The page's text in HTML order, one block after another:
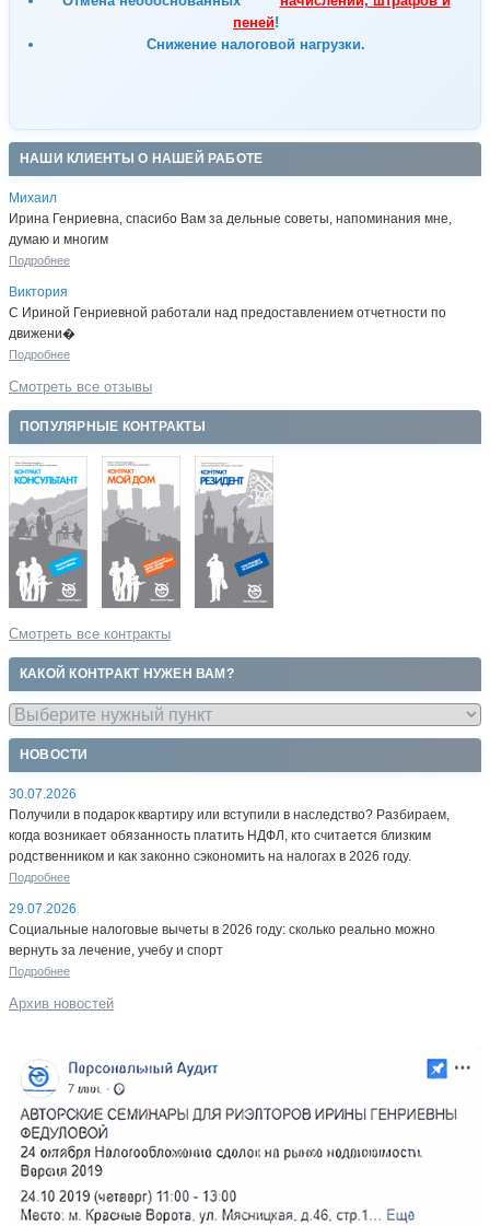
пеней!
Снижение налоговой нагрузки.
НАШИ КЛИЕНТЫ О НАШЕЙ РАБОТЕ
Михаил
Ирина Генриевна, спасибо Вам за дельные советы, напоминания мне,
думаю и многим
Подробнее
Виктория
С Ириной Генриевной работали над предоставлением отчетности по
движени�
Подробнее
Смотреть все отзывы
ПОПУЛЯРНЫЕ КОНТРАКТЫ
Смотреть все контракты
КАКОЙ КОНТРАКТ НУЖЕН ВАМ?
НОВОСТИ
30.07.2026
Получили в подарок квартиру или вступили в наследство? Разбираем,
когда возникает обязанность платить НДФЛ, кто считается близким
родственником и как законно сэкономить на налогах в 2026 году.
Подробнее
29.07.2026
Социальные налоговые вычеты в 2026 году: сколько реально можно
вернуть за лечение, учебу и спорт
Подробнее
Архив новостей